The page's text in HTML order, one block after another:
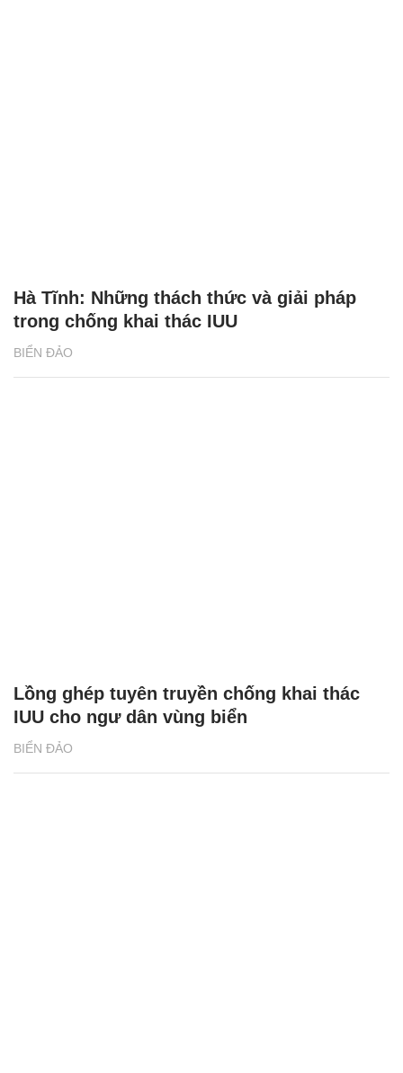
BIỂN ĐẢO
Hà Tĩnh: Những thách thức và giải pháp
trong chống khai thác IUU
BIỂN ĐẢO
Lồng ghép tuyên truyền chống khai thác
IUU cho ngư dân vùng biển